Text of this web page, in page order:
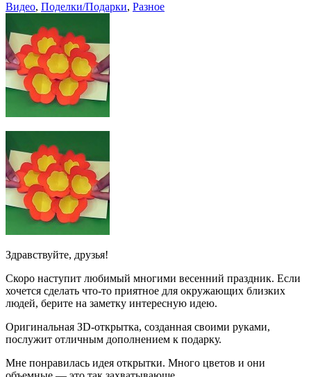
Видео, Поделки/Подарки, Разное
Здравствуйте, друзья!
Скоро наступит любимый многими весенний праздник. Если
хочется сделать что-то приятное для окружающих близких
людей, берите на заметку интересную идею.
Оригинальная ЗD-открытка, созданная своими руками,
послужит отличным дополнением к подарку.
Мне понравилась идея открытки. Много цветов и они